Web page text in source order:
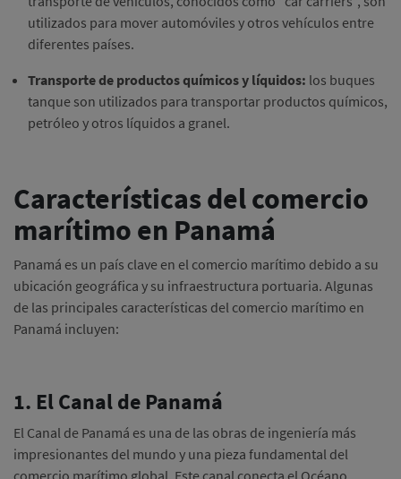
utilizados para mover automóviles y otros vehículos entre
diferentes países.
Transporte de productos químicos y líquidos: los buques
tanque son utilizados para transportar productos químicos,
petróleo y otros líquidos a granel.
Características del comercio
marítimo en Panamá
Panamá es un país clave en el comercio marítimo debido a su
ubicación geográfica y su infraestructura portuaria. Algunas
de las principales características del comercio marítimo en
Panamá incluyen:
1. El Canal de Panamá
El Canal de Panamá es una de las obras de ingeniería más
impresionantes del mundo y una pieza fundamental del
comercio marítimo global. Este canal conecta el Océano